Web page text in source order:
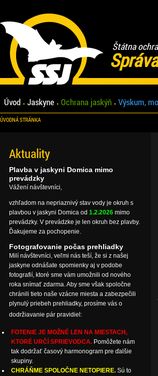
Štátna
Úvod Jaskyne Ochrana jaskýň Výskum,
ÚVODNÁ STRÁNKA
Aktuality
Plavba v jaskyni Domica mimo
prevádzky
Vážení návštevníci,
vzhľadom na nepriaznivý stav vody je okruh s
plavbou v jaskyni Domica od 1.2.2026 mimo
prevádzky. V prevádzke je len okruh bez plavby.
Ďakujeme za pochopenie.
Fotografovanie počas prehliadky
Milí návštevníci, veľmi nás teší, že si z našej
jaskyne odnášate spomienky aj v podobe
fotografií, ktoré sme vám umožnili od nového
roka snímať zdarma. Aby sme však spoločne
chránili tieto naše vzácne miesta a zabezpečili
plynulý priebeh prehliadky, prosíme vás o
dodržiavanie pár pravidiel:
FOTENIE JE MOŽNÉ LEN NA MIESTACH,
KTORÉ URČÍ SPRIEVODCA. Pomôžete nám
tak dodržať časový harmonogram pre ďalšie
skupiny.
CHRÁŇME SPOLOČNE NETOPIERE. Sú to